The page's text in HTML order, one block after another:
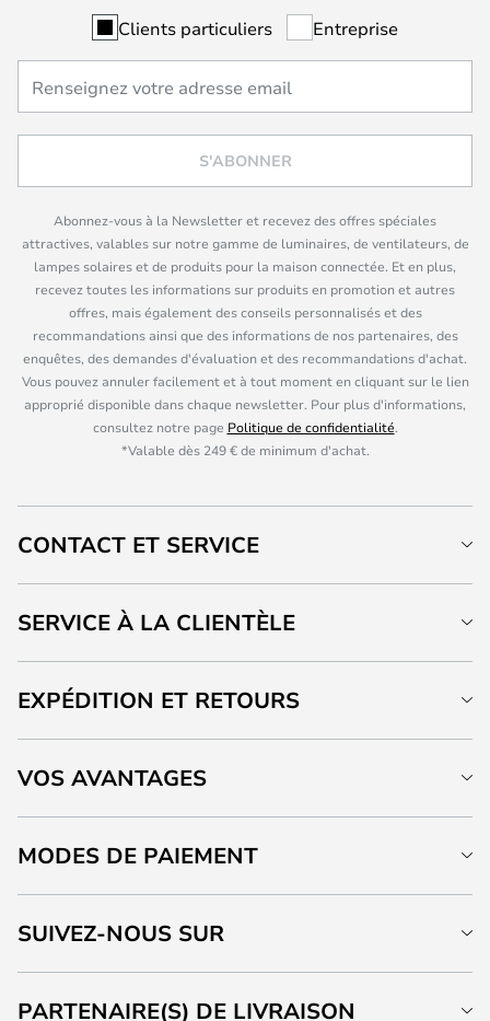
Clients particuliers Entreprise
S'ABONNER
Abonnez-vous à la Newsletter et recevez des offres spéciales
attractives, valables sur notre gamme de luminaires, de ventilateurs, de
lampes solaires et de produits pour la maison connectée. Et en plus,
recevez toutes les informations sur produits en promotion et autres
offres, mais également des conseils personnalisés et des
recommandations ainsi que des informations de nos partenaires, des
enquêtes, des demandes d'évaluation et des recommandations d'achat.
Vous pouvez annuler facilement et à tout moment en cliquant sur le lien
approprié disponible dans chaque newsletter. Pour plus d'informations,
consultez notre page Politique de confidentialité.
*Valable dès 249 € de minimum d'achat.
CONTACT ET SERVICE
SERVICE À LA CLIENTÈLE
EXPÉDITION ET RETOURS
VOS AVANTAGES
MODES DE PAIEMENT
SUIVEZ-NOUS SUR
PARTENAIRE(S) DE LIVRAISON